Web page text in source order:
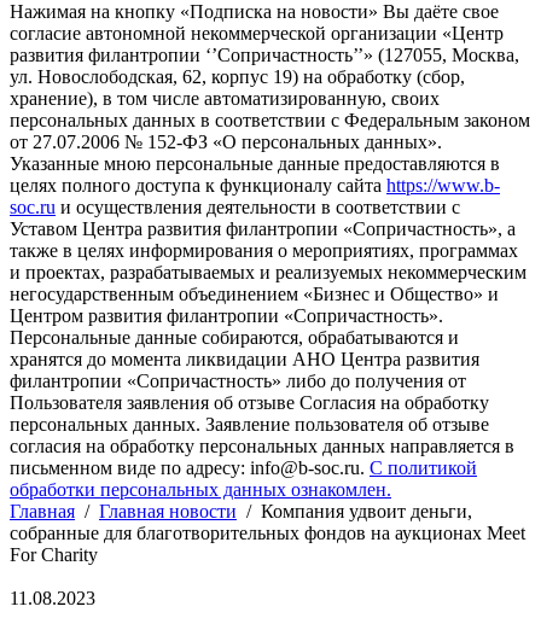
Нажимая на кнопку «Подписка на новости» Вы даёте свое
согласие автономной некоммерческой организации «Центр
развития филантропии ‘’Сопричастность’’» (127055, Москва,
ул. Новослободская, 62, корпус 19) на обработку (сбор,
хранение), в том числе автоматизированную, своих
персональных данных в соответствии с Федеральным законом
от 27.07.2006 № 152-ФЗ «О персональных данных».
Указанные мною персональные данные предоставляются в
целях полного доступа к функционалу сайта https://www.b-
soc.ru и осуществления деятельности в соответствии с
Уставом Центра развития филантропии «Сопричастность», а
также в целях информирования о мероприятиях, программах
и проектах, разрабатываемых и реализуемых некоммерческим
негосударственным объединением «Бизнес и Общество» и
Центром развития филантропии «Сопричастность».
Персональные данные собираются, обрабатываются и
хранятся до момента ликвидации АНО Центра развития
филантропии «Сопричастность» либо до получения от
Пользователя заявления об отзыве Согласия на обработку
персональных данных. Заявление пользователя об отзыве
согласия на обработку персональных данных направляется в
письменном виде по адресу: info@b-soc.ru. С политикой
обработки персональных данных ознакомлен.
Главная / Главная новости / Компания удвоит деньги,
собранные для благотворительных фондов на аукционах Meet
For Charity
11.08.2023